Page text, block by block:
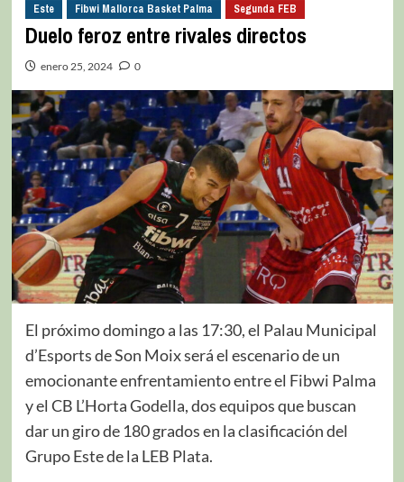
Este Fibwi Mallorca Basket Palma Segunda FEB
Duelo feroz entre rivales directos
enero 25, 2024 0
El próximo domingo a las 17:30, el Palau Municipal
d’Esports de Son Moix será el escenario de un
emocionante enfrentamiento entre el Fibwi Palma
y el CB L’Horta Godella, dos equipos que buscan
dar un giro de 180 grados en la clasificación del
Grupo Este de la LEB Plata.